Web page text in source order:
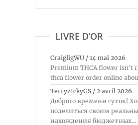
LIVRE D’OR
CraigligWU / 14 mai 2026
Premium THCA flower isn't
thca flower order online
TerryzIckyGS / 2 avril 2026
Доброго времени суток!
поделиться своим
нахождения бюджетных...